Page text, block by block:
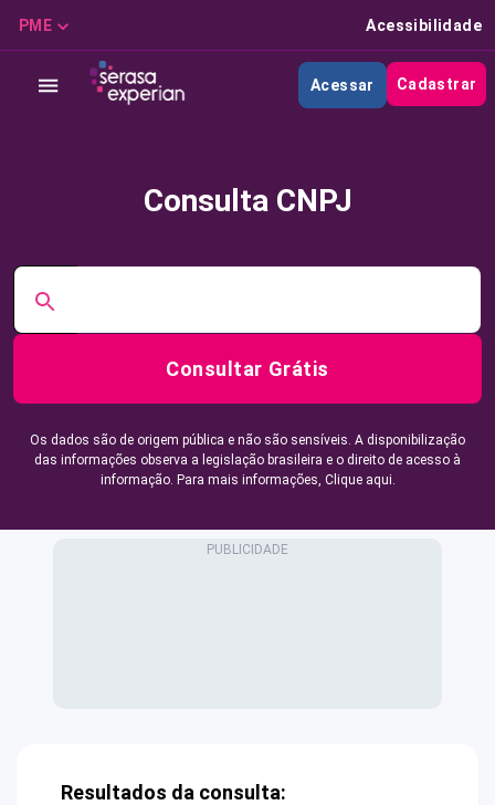
PME Acessibilidade
Acessar Cadastrar
Consulta CNPJ
Consultar Grátis
Os dados são de origem pública e não são sensíveis. A disponibilização
das informações observa a legislação brasileira e o direito de acesso à
informação. Para mais informações, Clique aqui.
Resultados da consulta: